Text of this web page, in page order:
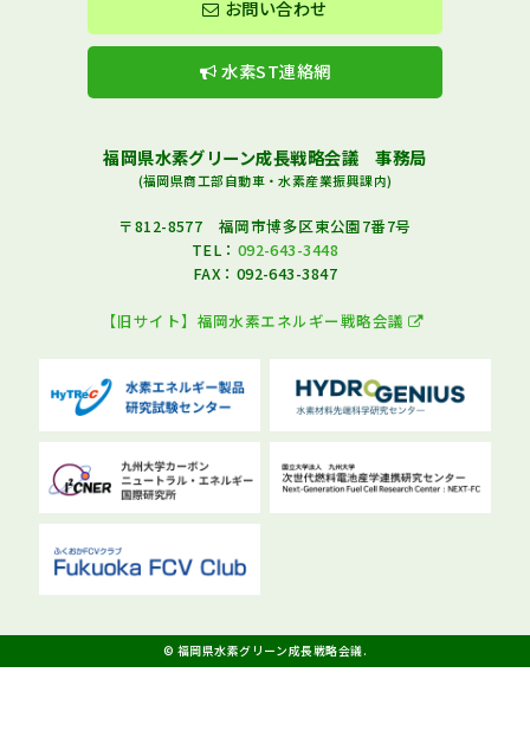
お問い合わせ
水素ST連絡網
福岡県水素グリーン成長戦略会議 事務局
(福岡県商工部自動車・水素産業振興課内)
〒812-8577 福岡市博多区東公園7番7号
TEL： 092-643-3448
FAX：092-643-3847
【旧サイト】福岡水素エネルギー戦略会議
© 福岡県水素グリーン成長戦略会議.